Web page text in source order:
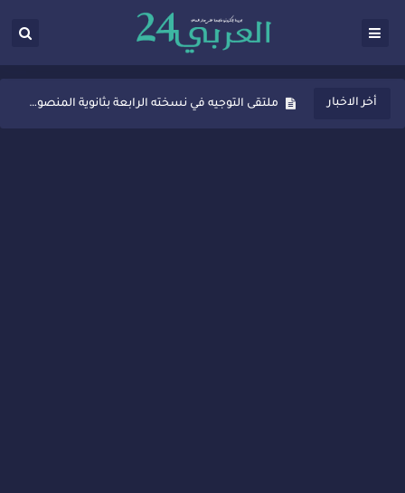
أخر الاخبار
ثانوية المنصور الذهبي بسيدي قاسم تُعزّز ثقافة التوجيه المدرسي بمبادرة نوعية تجمع بين التفاعل والتكريم
ملتقى التوجيه في نسخته الرابعة بثانوية المنصور الذهبي بسيدي قاسم